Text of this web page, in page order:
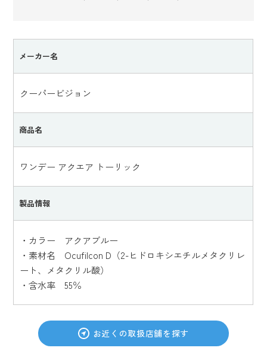
メーカー名
クーパービジョン
商品名
ワンデー アクエア トーリック
製品情報
・カラー アクアブルー
・素材名 Ocufilcon D（2-ヒドロキシエチルメタクリレ
ート、メタクリル酸）
・含水率 55％
お近くの取扱店舗を探す